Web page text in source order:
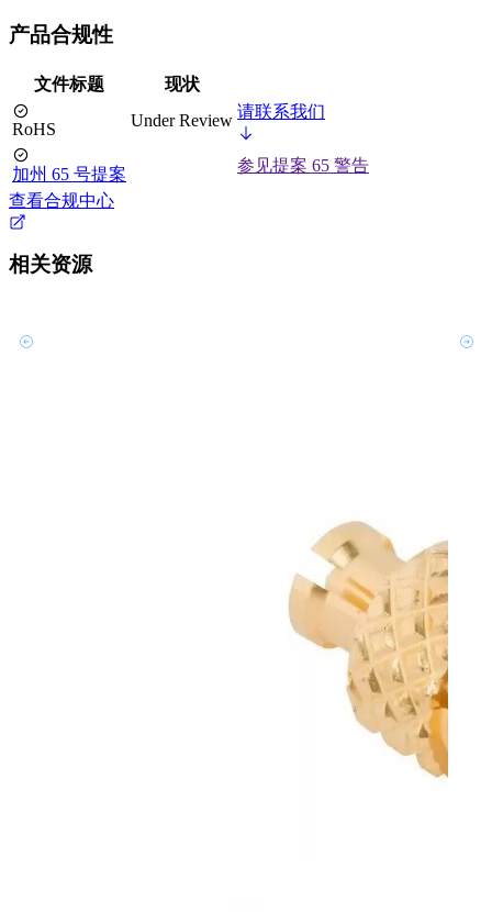
产品合规性
文件标题 现状
RoHS Under Review 请联系我们
加州 65 号提案
参见提案 65 警告
查看合规中心
相关资源